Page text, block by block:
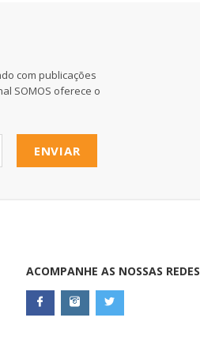
com publicações
SOMOS oferece o
ENVIAR
ACOMPANHE AS NOSSAS REDES